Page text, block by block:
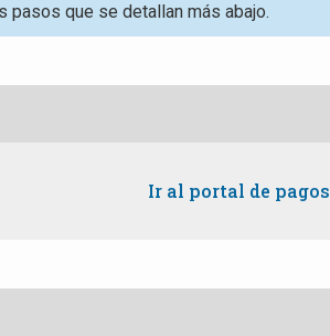
pasos que se detallan más abajo.
Ir al portal de pagos